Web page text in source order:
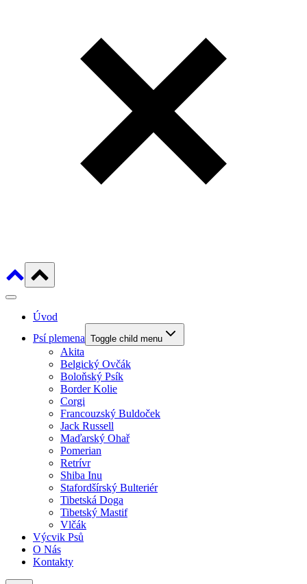
Úvod
Psí plemena Toggle child menu
Akita
Belgický Ovčák
Boloňský Psík
Border Kolie
Corgi
Francouzský Buldoček
Jack Russell
Maďarský Ohař
Pomerian
Retrívr
Shiba Inu
Stafordšírský Bulteriér
Tibetská Doga
Tibetský Mastif
Vlčák
Výcvik Psů
O Nás
Kontakty